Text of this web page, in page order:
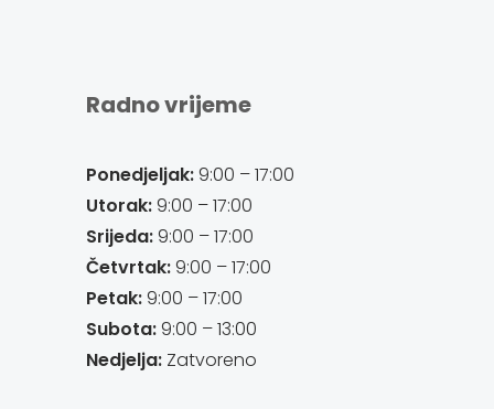
Radno vrijeme
Ponedjeljak:9:00 – 17:00
Utorak:9:00 – 17:00
Srijeda:9:00 – 17:00
Četvrtak:9:00 – 17:00
Petak:9:00 – 17:00
Subota:9:00 – 13:00
Nedjelja:Zatvoreno